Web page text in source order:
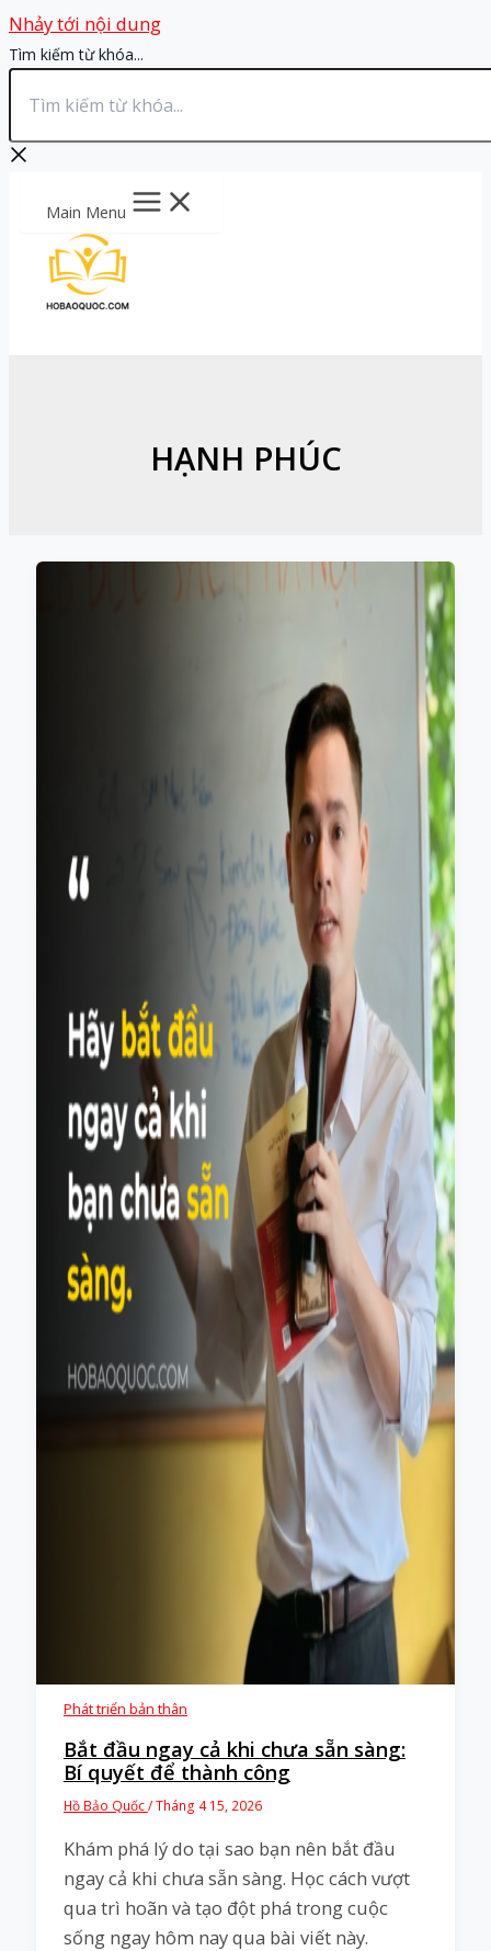
Nhảy tới nội dung
Tìm kiếm từ khóa...
Main Menu
HẠNH PHÚC
Phát triển bản thân
Bắt đầu ngay cả khi chưa sẵn sàng:
Bí quyết để thành công
Hồ Bảo Quốc/Tháng 4 15, 2026
Khám phá lý do tại sao bạn nên bắt đầu
ngay cả khi chưa sẵn sàng. Học cách vượt
qua trì hoãn và tạo đột phá trong cuộc
sống ngay hôm nay qua bài viết này.